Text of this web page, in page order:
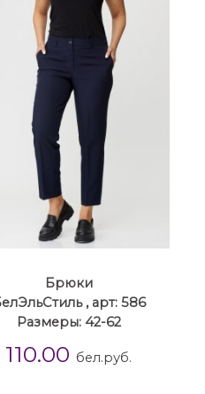
Брюки
, арт: 586
Размеры: 42-62
110.00 бел.руб.